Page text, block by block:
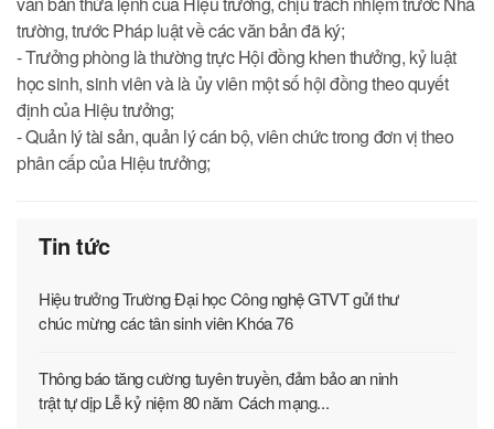
trường, trước Pháp luật về các văn bản đã ký;
- Trưởng phòng là thường trực Hội đồng khen thưởng, kỷ luật
học sinh, sinh viên và là ủy viên một số hội đồng theo quyết
định của Hiệu trưởng;
- Quản lý tài sản, quản lý cán bộ, viên chức trong đơn vị theo
phân cấp của Hiệu trưởng;
Tin tức
Hiệu trưởng Trường Đại học Công nghệ GTVT gửi thư
chúc mừng các tân sinh viên Khóa 76
Thông báo tăng cường tuyên truyền, đảm bảo an ninh
trật tự dịp Lễ kỷ niệm 80 năm Cách mạng...